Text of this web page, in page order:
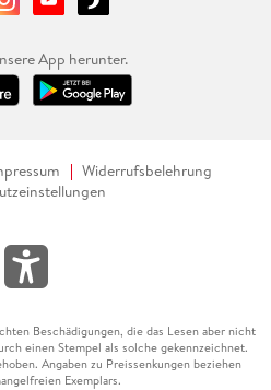
App herunter.
Widerrufsbelehrung
Beschädigungen, die das Lesen aber nicht
einen Stempel als solche gekennzeichnet.
Angaben zu Preissenkungen beziehen
Exemplars.